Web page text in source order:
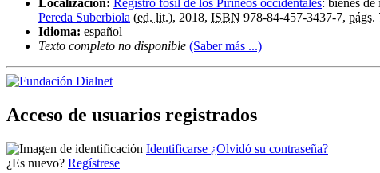
Localización: Registro fósil de los Pirineos occidentales: bienes
Pereda Suberbiola (ed. lit.), 2018, ISBN 978-84-457-3437-7, págs.
Idioma: español
Texto completo no disponible (Saber más ...)
Acceso de usuarios registrados
Identificarse ¿Olvidó su contraseña?
¿Es nuevo? Regístrese